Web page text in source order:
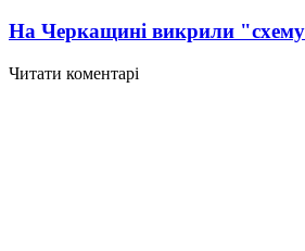
На Черкащині викрили
Читати коментарі